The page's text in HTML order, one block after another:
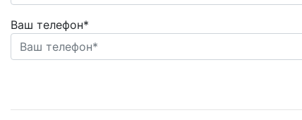
Ваш телефон*